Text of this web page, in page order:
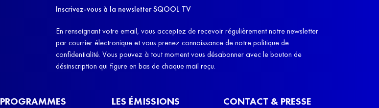
d'être en situation de handicap pour aller à la cantine,
Inscrivez-vous à la newsletter SQOOL TV
En renseignant votre email, vous acceptez de recevoir régulièrement notre newsletter
par courrier électronique et vous prenez connaissance de notre politique de
confidentialité. Vous pouvez à tout moment vous désabonner avec le bouton de
désinscription qui figure en bas de chaque mail reçu.
PROGRAMMES LES ÉMISSIONS CONTACT & PRESSE